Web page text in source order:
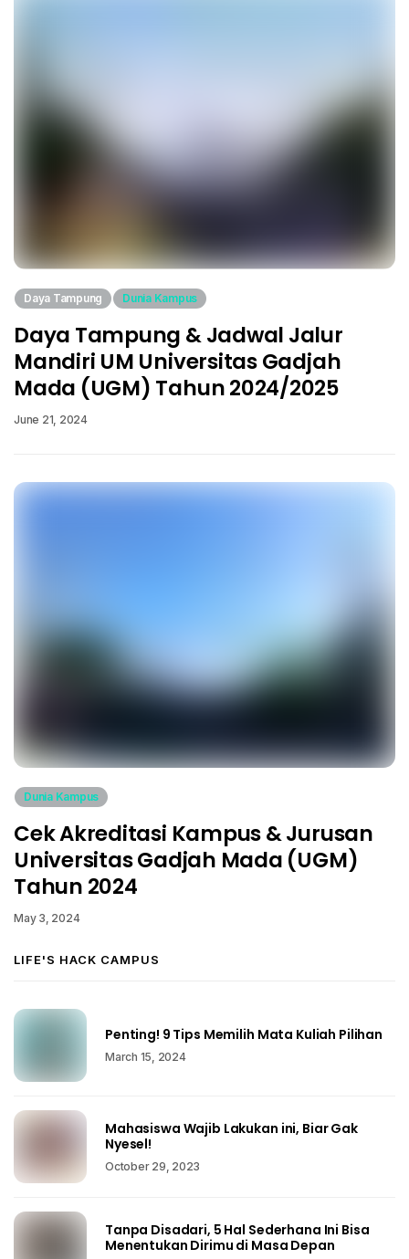
Daya Tampung Dunia Kampus
Daya Tampung & Jadwal Jalur
Mandiri UM Universitas Gadjah
Mada (UGM) Tahun 2024/2025
June 21, 2024
Dunia Kampus
Cek Akreditasi Kampus & Jurusan
Universitas Gadjah Mada (UGM)
Tahun 2024
May 3, 2024
LIFE'S HACK CAMPUS
Penting! 9 Tips Memilih Mata Kuliah Pilihan
March 15, 2024
Mahasiswa Wajib Lakukan ini, Biar Gak
Nyesel!
October 29, 2023
Tanpa Disadari, 5 Hal Sederhana Ini Bisa
Menentukan Dirimu di Masa Depan